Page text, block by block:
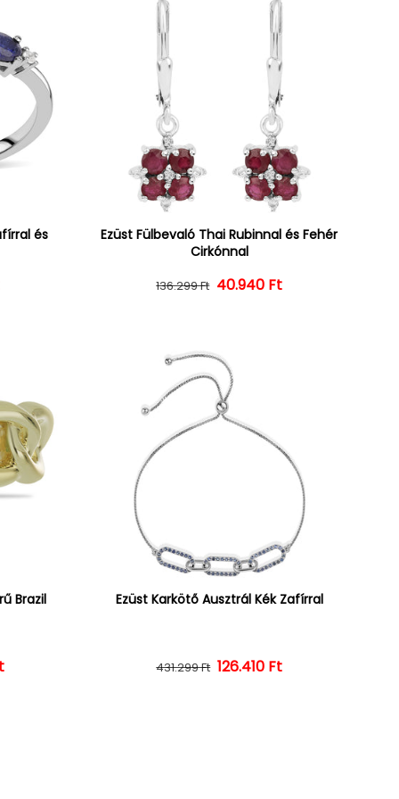
és
ár
Ezüst Fülbevaló Thai Rubinnal és Fehér
Cirkónnal
Normál ár
136.299 Ft Kedvezményes ár
40.940 Ft
Brazil
ár
Ezüst Karkötő Ausztrál Kék Zafírral
Normál ár
431.299 Ft Kedvezményes ár
126.410 Ft